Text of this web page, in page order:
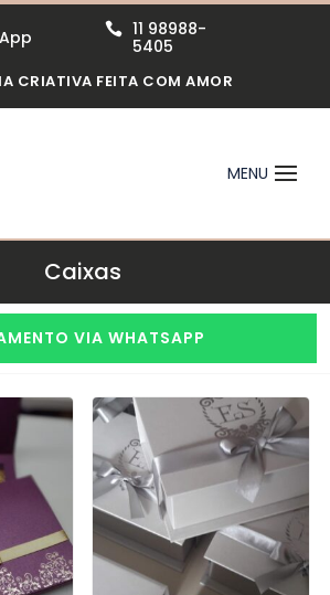

11 98988-
5405
CRIATIVA FEITA COM AMOR
Caixas
VIA WHATSAPP